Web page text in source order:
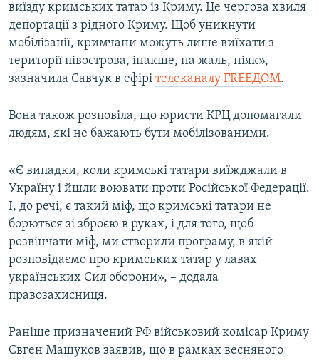
виїзду кримських татар із Криму. Це чергова хвиля
депортації з рідного Криму. Щоб уникнути
мобілізації, кримчани можуть лише виїхати з
території півострова, інакше, на жаль, ніяк», –
зазначила Савчук в ефірі телеканалу FREEДОМ.
Вона також розповіла, що юристи КРЦ допомагали
людям, які не бажають бути мобілізованими.
«Є випадки, коли кримські татари виїжджали в
Україну і йшли воювати проти Російської Федерації.
І, до речі, є такий міф, що кримські татари не
борються зі зброєю в руках, і для того, щоб
розвінчати міф, ми створили програму, в якій
розповідаємо про кримських татар у лавах
українських Сил оборони», – додала
правозахисниця.
Раніше призначений РФ військовий комісар Криму
Євген Машуков заявив, що в рамках весняного